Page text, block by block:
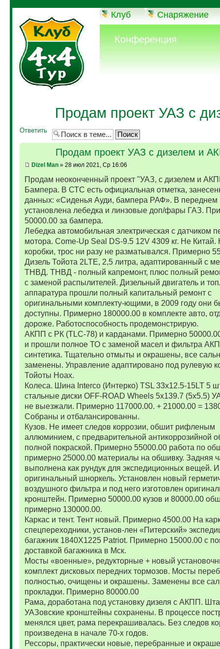
Клуб Снаряжение
Конференция
Продам проект УАЗ с
Ответить
Продам проект УАЗ с дизелем и
Dizel Man» 28 июл 2021, Ср 16:06
Продам неоконченный проект "УАЗ, с дизелем и
Бампера. В СТС есть официальная отметка,
данных: «Сиденья Ауди, бампера РАФ». В переднем
установлена лебедка и линзовые доп/фары ГАЗ.
50000.00 за бампера.
Лебедка автомобильная электрическая с датчиком
мотора. Come-Up Seal DS-9.5 12V 4309 кг. Не Китай.
коробки, трос ни разу не разматывался. Примерно
Дизель Тойота 2LTE, 2,5 литра, адаптированный с
ТНВД. ТНВД - полный капремонт, плюс полный
с заменой распылителей. Дизельный двигатель и
аппаратура прошли полный капитальный ремонт с
оригинальными комплекту-ющими, в 2009 году они
доступны. Примерно 180000.00 в комплекте авто,
дороже. Работоспособность продемонстрирую.
АКПП с РК (TLC-78) и карданами. Примерно
и прошли полное ТО с заменой масел и фильтра
синтетика. Тщательно отмыты и окрашены, все
заменены. Управление адаптировано под рулевую
Тойоты Ноах.
Колеса. Шина Interco (Интерко) TSL 33x12.5-15LT 5
стальные диски OFF-ROAD Wheels 5x139.7 (5x5.5)
не выезжали. Примерно 117000.00. + 21000.00 =
Собраны и отбалансированны.
Кузов. Не имеет следов коррозии, обшит рифленым
аллюминием, с предварительной антикоррозийной
полной покраской. Примерно 55000.00 работа по
примерно 25000.00 материалы на обшивку. Задняя
выполнена как рундук для экспедиционных вещей.
оригинальный шноркель. Установлен новый
воздушного фильтра и под него изготовлен
кронштейн. Примерно 50000.00 кузов и 80000.00
примерно 130000.00.
Каркас и тент. Тент новый. Примерно 4500.00 На
спецпереходники, установ-лен «Питерский»
багажник 1840Х1225 Patriot. Примерно 15000.00 с
доставкой багажника в Мск.
Мосты «военные», редукторные + новый
комплект дисковых передних тормозов. Мосты
полностью, очищены и окрашены. Заменены все
прокладки. Примерно 80000.00
Рама, доработана под установку дизеля с АКПП.
УАЗовские кронштейны сохранены. В процессе
менялся цвет, рама перекрашивалась. Без следов
произведена в начале 70-х годов.
Рессоры, практически новые, перебранные и